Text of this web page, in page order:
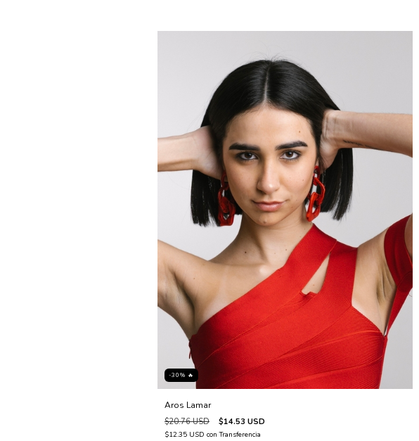
-30% 🔥
Aros Lamar
$20.76 USD $14.53 USD
$12.35 USD con Transferencia